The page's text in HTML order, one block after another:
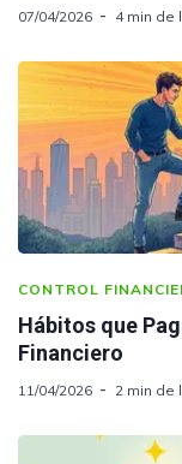
07/04/2026 4 min de
CONTROL
Hábitos que
Financiero
11/04/2026 2 min de